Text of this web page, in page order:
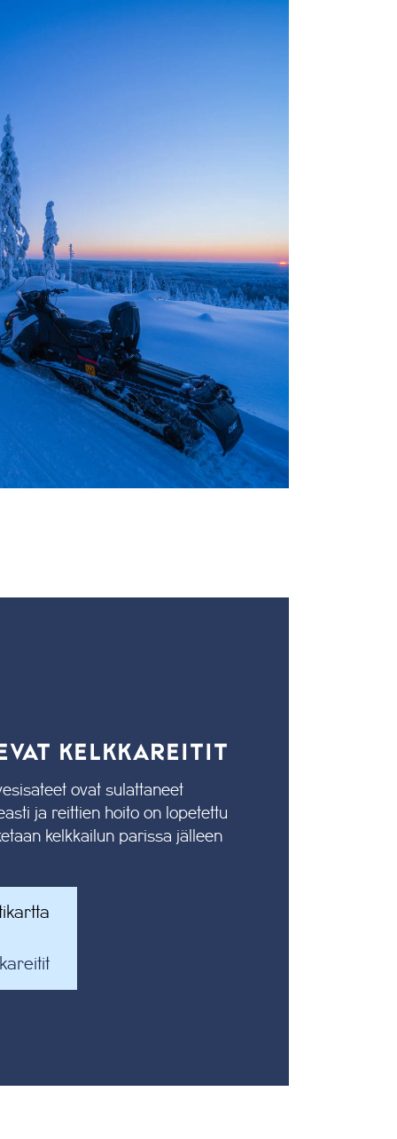
KELKKAREITIT
ovat sulattaneet
ja reittien hoito on lopetettu
kelkkailun parissa jälleen